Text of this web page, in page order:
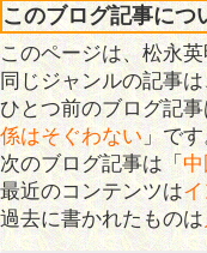
このブログ記事につ
このページは、松永
同じジャンルの記事は
ひとつ前のブログ記事
係はそぐわない」です
次のブログ記事は「
最近のコンテンツは
過去に書かれたものは